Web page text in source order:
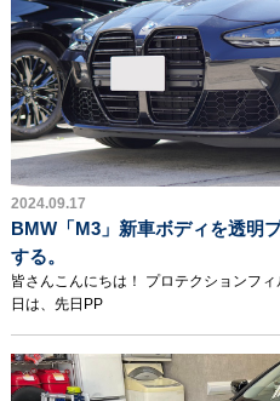
2024.09.17
BMW「M3」新車ボディを透明
する。
皆さんこんにちは！ プロテクションフ
日は、先日PP